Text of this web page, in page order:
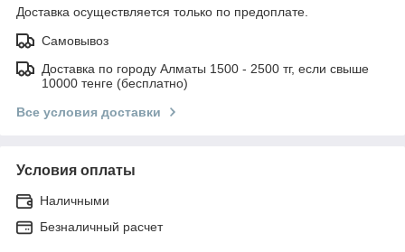
Доставка осуществляется только по предоплате.
Самовывоз
Доставка по городу Алматы 1500 - 2500 тг, если свыше
10000 тенге (бесплатно)
Все условия доставки
Условия оплаты
Наличными
Безналичный расчет